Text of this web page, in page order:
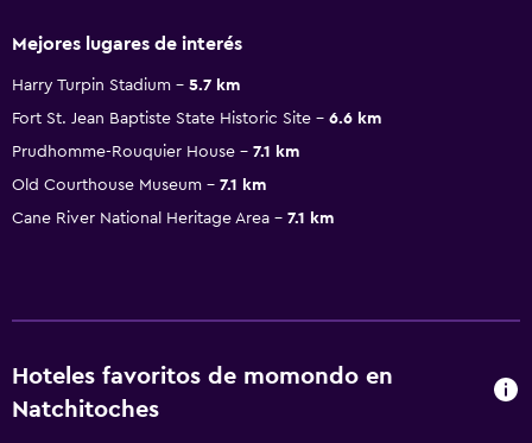
Mejores lugares de interés
Harry Turpin Stadium
5.7 km
Fort St. Jean Baptiste State Historic Site
6.6 km
Prudhomme-Rouquier House
7.1 km
Old Courthouse Museum
7.1 km
Cane River National Heritage Area
7.1 km
Hoteles favoritos de momondo en
Natchitoches